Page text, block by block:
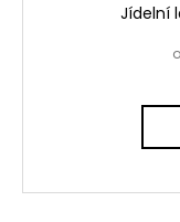
Jídelní